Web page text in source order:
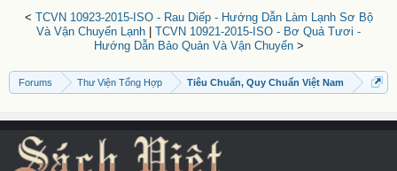
< TCVN 10923-2015-ISO - Rau Diếp - Hướng Dẫn Làm Lạnh Sơ Bộ
Và Vận Chuyển Lạnh | TCVN 10921-2015-ISO - Bơ Quả Tươi -
Hướng Dẫn Bảo Quản Và Vận Chuyển>
Forums Thư Viện Tổng Hợp Tiêu Chuẩn, Quy Chuẩn Việt Nam